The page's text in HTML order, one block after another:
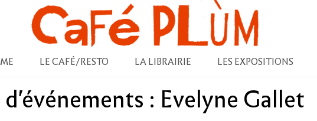
LE CAFÉ/RESTO LA LIBRAIRIE LES EXPOSITIONS
: Evelyne Gallet